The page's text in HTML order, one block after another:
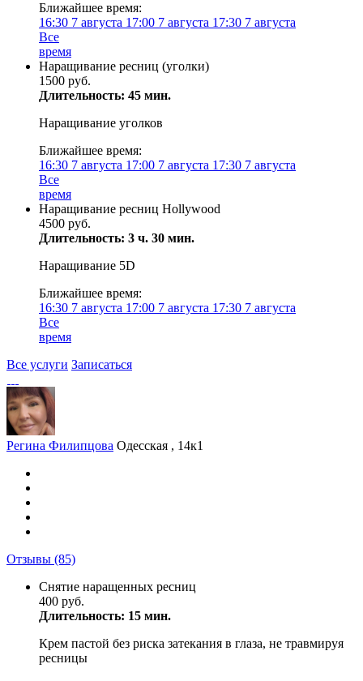
Ближайшее время:
16:30 7 августа 17:00 7 августа 17:30 7 августа
Все
время
Наращивание ресниц (уголки)
1500 руб.
Длительность: 45 мин.
Наращивание уголков
Ближайшее время:
16:30 7 августа 17:00 7 августа 17:30 7 августа
Все
время
Наращивание ресниц Hollywood
4500 руб.
Длительность: 3 ч. 30 мин.
Наращивание 5D
Ближайшее время:
16:30 7 августа 17:00 7 августа 17:30 7 августа
Все
время
Все услуги Записаться
Регина Филипцова Одесская , 14к1
Отзывы (85)
Снятие наращенных ресниц
400 руб.
Длительность: 15 мин.
Крем пастой без риска затекания в глаза, не травмируя
ресницы